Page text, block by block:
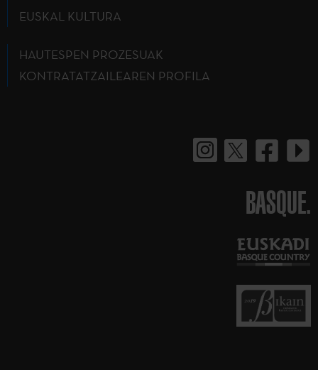
EUSKAL KULTURA
HAUTESPEN PROZESUAK
KONTRATATZAILEAREN PROFILA
BASQUE.